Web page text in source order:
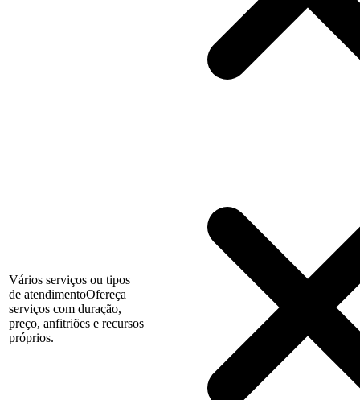
Vários serviços ou tipos
de atendimentoOfereça
serviços com duração,
preço, anfitriões e recursos
próprios.